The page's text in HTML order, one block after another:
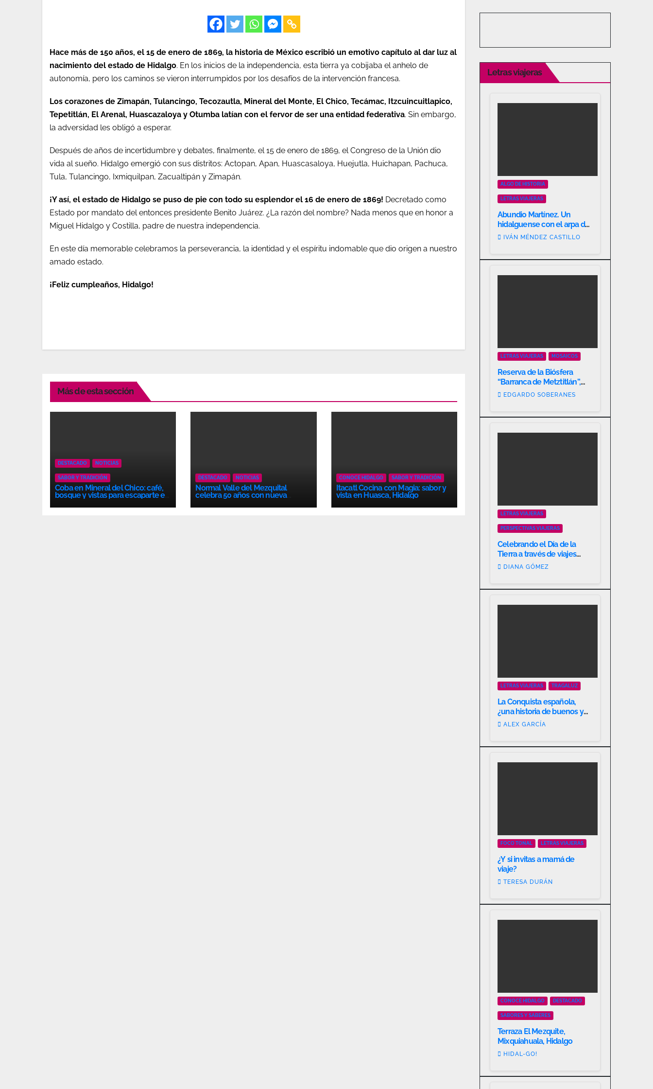
Hace más de 150 años, el 15 de enero de 1869, la historia de México escribió un emotivo capítulo al dar luz al
nacimiento del estado de Hidalgo. En los inicios de la independencia, esta tierra ya cobijaba el anhelo de
autonomía, pero los caminos se vieron interrumpidos por los desafíos de la intervención francesa.
Los corazones de Zimapán, Tulancingo, Tecozautla, Mineral del Monte, El Chico, Tecámac, Itzcuincuitlapico,
Tepetitlán, El Arenal, Huascazaloya y Otumba latían con el fervor de ser una entidad federativa. Sin embargo,
la adversidad les obligó a esperar.
Después de años de incertidumbre y debates, finalmente, el 15 de enero de 1869, el Congreso de la Unión dio
vida al sueño. Hidalgo emergió con sus distritos: Actopan, Apan, Huascasaloya, Huejutla, Huichapan, Pachuca,
Tula, Tulancingo, Ixmiquilpan, Zacualtipán y Zimapán.
¡Y así, el estado de Hidalgo se puso de pie con todo su esplendor el 16 de enero de 1869! Decretado como
Estado por mandato del entonces presidente Benito Juárez. ¿La razón del nombre? Nada menos que en honor a
Miguel Hidalgo y Costilla, padre de nuestra independencia.
En este día memorable celebramos la perseverancia, la identidad y el espíritu indomable que dio origen a nuestro
amado estado.
¡Feliz cumpleaños, Hidalgo!
Más de esta sección
DESTACADO NOTICIAS
SABOR Y TRADICIÓN
Coba en Mineral del Chico: café,
bosque y vistas para escaparte en
DESTACADO NOTICIAS
Normal Valle del Mezquital
celebra 50 años con nueva
CONOCE HIDALGO SABOR Y TRADICIÓN
Itacatl Cocina con Magia: sabor y
vista en Huasca, Hidalgo
Letras viajeras
ALGO DE HISTORIA
LETRAS VIAJERAS
Abundio Martínez. Un
hidalguense con el arpa de
oro.IVÁN MÉNDEZ CASTILLO
LETRAS VIAJERAS MOSAICOS
Reserva de la Biósfera
“Barranca de Metztitlán”,
patrimonio biocultural
EDGARDO SOBERANES
LETRAS VIAJERAS
PERSPECTIVAS VIAJERAS
Celebrando el Día de la
Tierra a través de viajes
responsables
DIANA GÓMEZ
LETRAS VIAJERAS TRAGALUZ
La Conquista española,
¿una historia de buenos y
malos?
ALEX GARCÍA
FOCO TONAL LETRAS VIAJERAS
¿Y si invitas a mamá de
viaje?
TERESA DURÁN
CONOCE HIDALGO DESTACADO
SABORES Y SABERES
Terraza El Mezquite,
Mixquiahuala, Hidalgo
HIDAL-GO!